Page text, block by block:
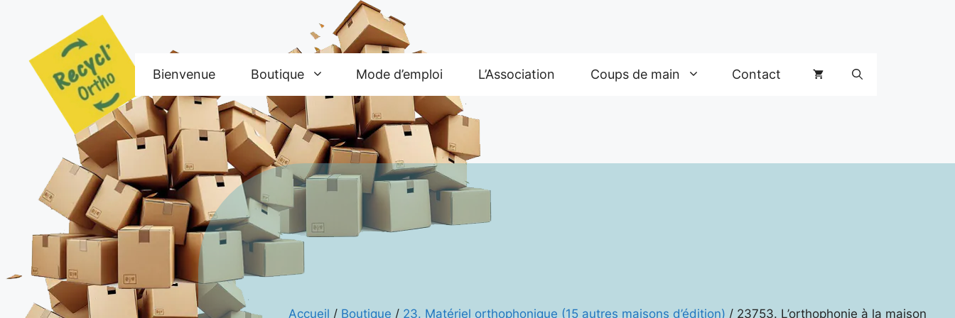
Bienvenue Boutique Mode d’emploi L’Association Coups de main Contact
Accueil / Boutique / 23. Matériel orthophonique (15 autres maisons d’édition) / 23753. L’orthophonie à la maison